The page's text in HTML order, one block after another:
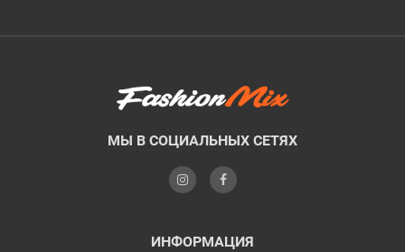
МЫ В СОЦИАЛЬНЫХ СЕТЯХ
ИНФОРМАЦИЯ